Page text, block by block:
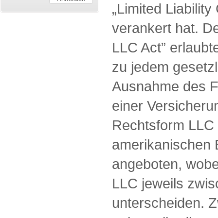
„Limited
verankert hat.
LLC Act”
zu jedem
Ausnahme des
einer
Rechtsform
amerikanischen
angeboten,
LLC jeweils
unterscheiden.